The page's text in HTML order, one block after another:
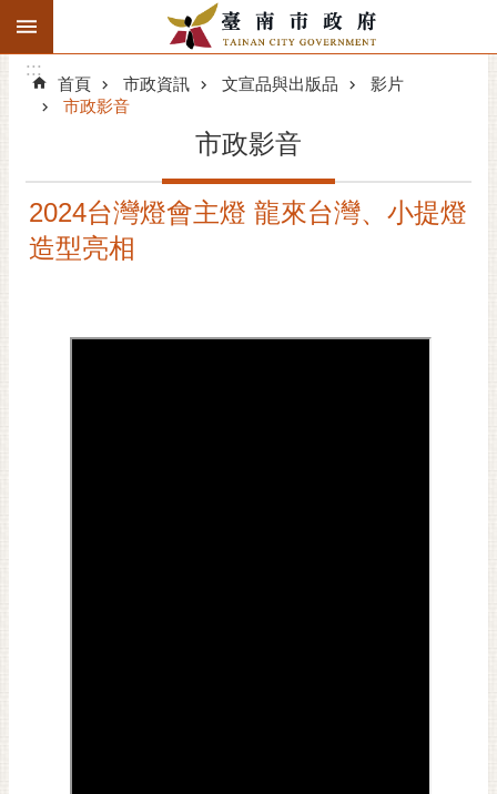
跳到主要內容區塊
搜
階
搜
精彩府城
市府動態
:::
:::
首頁 市政資訊 文宣品與出版品
影片
市政影音
市政影音
2024台灣燈會主燈 龍來台灣、小提燈
造型亮相